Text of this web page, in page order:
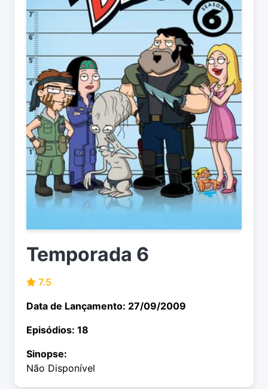
Temporada 6
7.5
Data de Lançamento: 27/09/2009
Episódios: 18
Sinopse:
Não Disponível